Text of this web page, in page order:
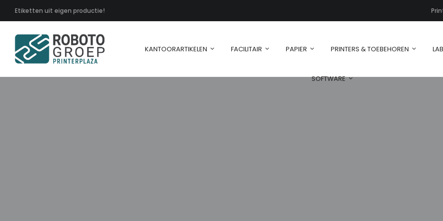
Etiketten uit eigen productie!
KANTOORARTIKELEN FACILITAIR PAPIER PRINTERS & TOEBEHOREN
SOFTWARE